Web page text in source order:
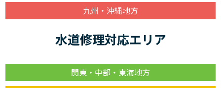
九州・沖縄地方
水道修理対応エリア
関東・中部・東海地方